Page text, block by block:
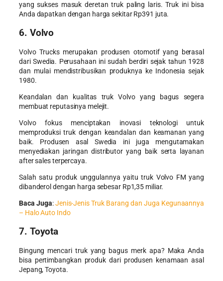
yang sukses masuk deretan truk paling laris. Truk ini bisa
Anda dapatkan dengan harga sekitar Rp391 juta.
6. Volvo
Volvo Trucks merupakan produsen otomotif yang berasal
dari Swedia. Perusahaan ini sudah berdiri sejak tahun 1928
dan mulai mendistribusikan produknya ke Indonesia sejak
1980.
Keandalan dan kualitas truk Volvo yang bagus segera
membuat reputasinya melejit.
Volvo fokus menciptakan inovasi teknologi untuk
memproduksi truk dengan keandalan dan keamanan yang
baik. Produsen asal Swedia ini juga mengutamakan
menyediakan jaringan distributor yang baik serta layanan
after sales terpercaya.
Salah satu produk unggulannya yaitu truk Volvo FM yang
dibanderol dengan harga sebesar Rp1,35 miliar.
Baca Juga:Jenis-Jenis Truk Barang dan Juga Kegunaannya
– Halo Auto Indo
7. Toyota
Bingung mencari truk yang bagus merk apa? Maka Anda
bisa pertimbangkan produk dari produsen kenamaan asal
Jepang, Toyota.